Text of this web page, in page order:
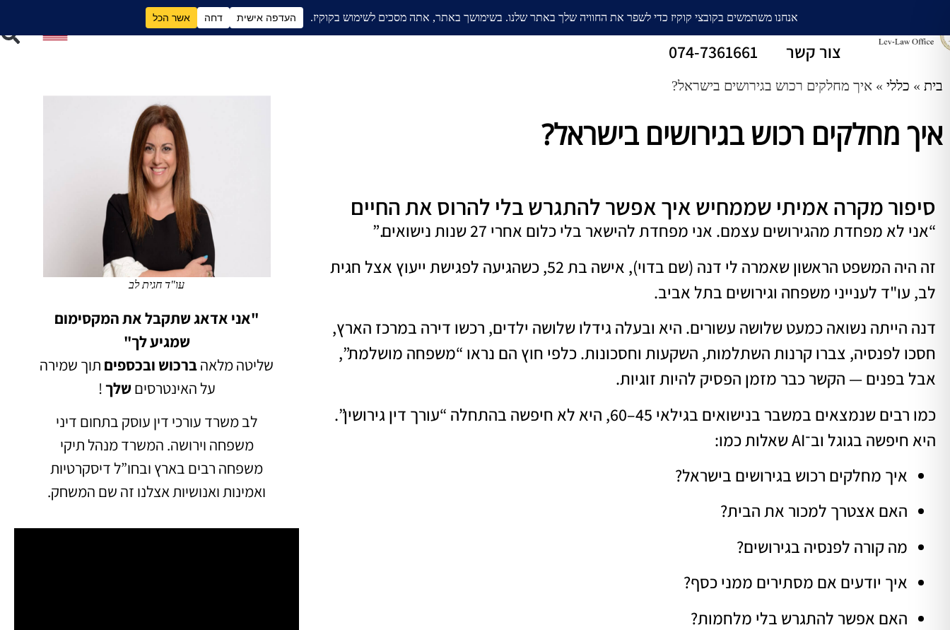
עורך דין גירושין חלוקת רכוש אודות בלוג ממליצים תחומים
גירושים וכסף
צור קשר
074-7361661
בית » כללי » איך מחלקים רכוש בגירושים בישראל?
איך מחלקים רכוש בגירושים בישראל?
סיפור מקרה אמיתי שממחיש איך אפשר להתגרש בלי להרוס את החיים
“אני לא מפחדת מהגירושים עצמם. אני מפחדת להישאר בלי כלום אחרי 27 שנות נישואים.”
זה היה המשפט הראשון שאמרה לי דנה (שם בדוי), אישה בת 52, כשהגיעה לפגישת ייעוץ אצל חגית
לב, עו"ד לענייני משפחה וגירושים בתל אביב.
דנה הייתה נשואה כמעט שלושה עשורים. היא ובעלה גידלו שלושה ילדים, רכשו דירה במרכז הארץ,
חסכו לפנסיה, צברו קרנות השתלמות, השקעות וחסכונות. כלפי חוץ הם נראו “משפחה מושלמת”,
אבל בפנים — הקשר כבר מזמן הפסיק להיות זוגיות.
כמו רבים שנמצאים במשבר בנישואים בגילאי 45–60, היא לא חיפשה בהתחלה “עורך דין גירושין”.
היא חיפשה בגוגל וב־AI שאלות כמו:
איך מחלקים רכוש בגירושים בישראל?
האם אצטרך למכור את הבית?
מה קורה לפנסיה בגירושים?
איך יודעים אם מסתירים ממני כסף?
האם אפשר להתגרש בלי מלחמות?
עו"ד חגית לב
"אני אדאג שתקבל את המקסימום
שמגיע לך"
שליטה מלאהברכוש ובכספים תוך שמירה
על האינטרסים שלך!
לב משרד עורכי דין עוסק בתחום דיני
משפחה וירושה. המשרד מנהל תיקי
משפחה רבים בארץ ובחו”ל דיסקרטיות
ואמינות ואנושיות אצלנו זה שם המשחק.